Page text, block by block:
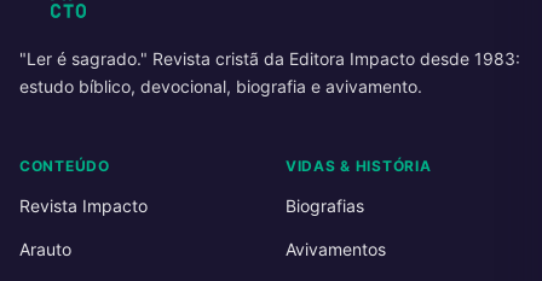
"Ler é sagrado." Revista cristã da Editora Impacto desde 1983:
estudo bíblico, devocional, biografia e avivamento.
CONTEÚDO
Revista Impacto
Arauto
VIDAS & HISTÓRIA
Biografias
Avivamentos